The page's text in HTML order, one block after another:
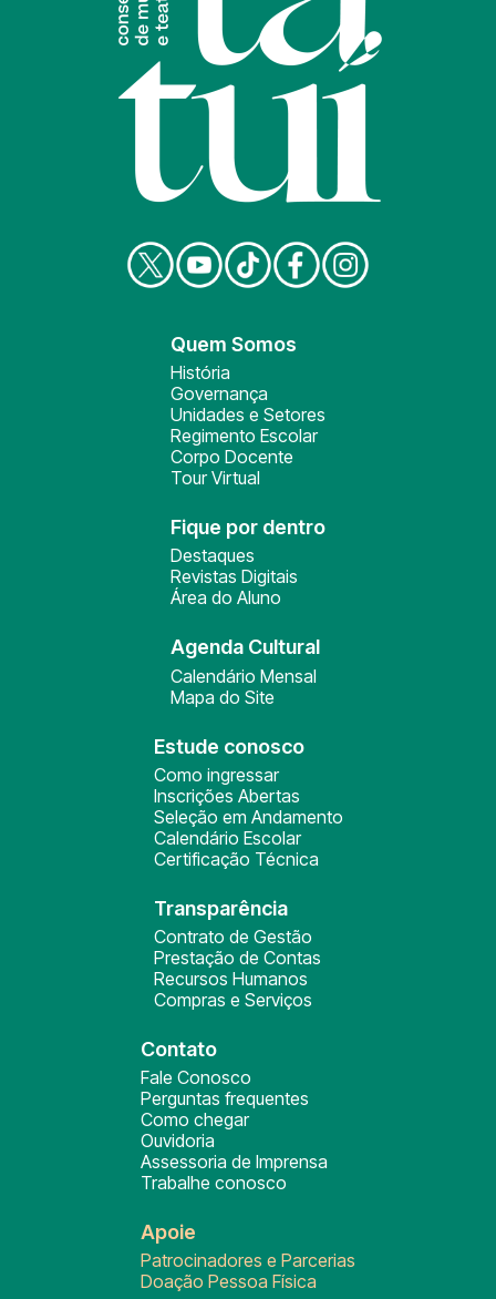
Quem Somos
História
Governança
Unidades e Setores
Regimento Escolar
Corpo Docente
Tour Virtual
Fique por dentro
Destaques
Revistas Digitais
Área do Aluno
Agenda Cultural
Calendário Mensal
Mapa do Site
Estude conosco
Como ingressar
Inscrições Abertas
Seleção em Andamento
Calendário Escolar
Certificação Técnica
Transparência
Contrato de Gestão
Prestação de Contas
Recursos Humanos
Compras e Serviços
Contato
Fale Conosco
Perguntas frequentes
Como chegar
Ouvidoria
Assessoria de Imprensa
Trabalhe conosco
Apoie
Patrocinadores e Parcerias
Doação Pessoa Física